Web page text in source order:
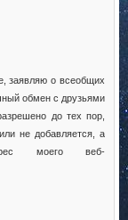
заявляю о всеобщих
обмен с друзьями
до тех пор,
не добавляется, а
моего веб-